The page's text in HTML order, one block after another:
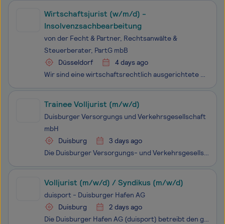
Wirtschaftsjurist (w/m/d) -
Insolvenzsachbearbeitung
von der Fecht & Partner, Rechtsanwälte &
Steuerberater, PartG mbB
Düsseldorf
4 days ago
Wir sind eine wirtschaftsrechtlich ausgerichtete Sozietät von Rechtsanwälten und Steuerberatern. Kernbereiche unserer Tätigkeit sind seit über 40 Jahren die Sanierungs- und Restrukturierungsberatung sowie die Insolvenzverwaltung. Zur Verstärkung unseres Teams in unserem Büro in Düsseldorf suchen wir
Trainee Volljurist (m/w/d)
Duisburger Versorgungs und Verkehrsgesellschaft
mbH
Duisburg
3 days ago
Die Duisburger Versorgungs- und Verkehrsgesellschaft mbH ist das Dach, unter dem zahlreiche kommunalen Unternehmen in Duisburg zusammengefasst sind. Als Holding bündeln wir die Geschäftsfelder Mobilität, Versorgung und Services und verantworten vor allem die strategische Konzern- und Unternehmensste
Volljurist (m/w/d) / Syndikus (m/w/d)
duisport - Duisburger Hafen AG
Duisburg
2 days ago
Die Duisburger Hafen AG (duisport) betreibt den größten Binnenhafen der Welt. duisport fungiert als trimodale Logistikdrehscheibe und ist einer der bedeutendsten Knotenpunkte für die Warenströme in ganz Europa. Pro Jahr werden in Duisburg über 20.000 Schiffe und 25.000 Züge abgefertigt, mehr als 100